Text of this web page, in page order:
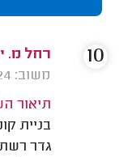
רחל מ.
משוב: 03/06/2024
תיאור
בניית
גדר
10